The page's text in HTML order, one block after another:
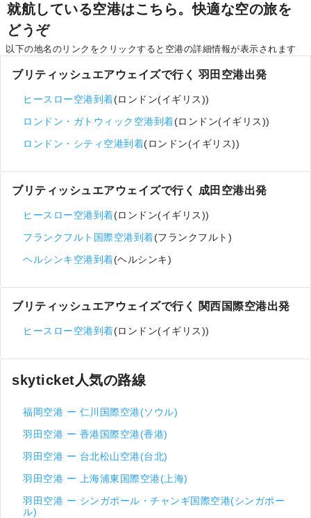
就航している空港はこちら。快適な空の旅を
どうぞ
以下の地名のリンクをクリックすると空港の詳細情報が表示されます
ブリティッシュエアウェイズで行く 羽田空港出発
ヒースロー空港到着(ロンドン(イギリス))
ロンドン・ガトウィック空港到着(ロンドン(イギリス))
ロンドン・シティ空港到着(ロンドン(イギリス))
ブリティッシュエアウェイズで行く 成田空港出発
ヒースロー空港到着(ロンドン(イギリス))
フランクフルト国際空港到着(フランクフルト)
ヘルシンキ空港到着(ヘルシンキ)
ブリティッシュエアウェイズで行く 関西国際空港出発
ヒースロー空港到着(ロンドン(イギリス))
skyticket人気の路線
福岡空港 ー 仁川国際空港(ソウル)
羽田空港 ー 香港国際空港(香港)
羽田空港 ー 台北松山空港(台北)
羽田空港 ー 上海浦東国際空港(上海)
羽田空港 ー シンガポール・チャンギ国際空港(シンガポー
ル)